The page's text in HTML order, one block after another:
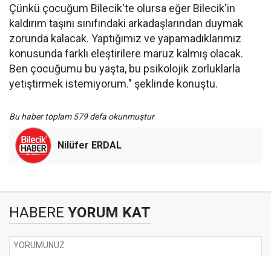
Çünkü çocuğum Bilecik'te olursa eğer Bilecik'in
kaldırım taşını sınıfındaki arkadaşlarından duymak
zorunda kalacak. Yaptığımız ve yapamadıklarımız
konusunda farklı eleştirilere maruz kalmış olacak.
Ben çocuğumu bu yaşta, bu psikolojik zorluklarla
yetiştirmek istemiyorum." şeklinde konuştu.
Bu haber toplam 579 defa okunmuştur
Nilüfer ERDAL
HABERE YORUM KAT